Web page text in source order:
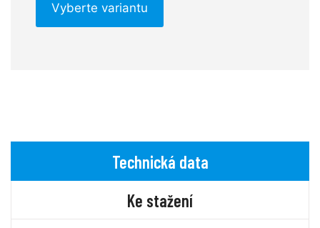
Vyberte variantu
Technická data
Ke stažení